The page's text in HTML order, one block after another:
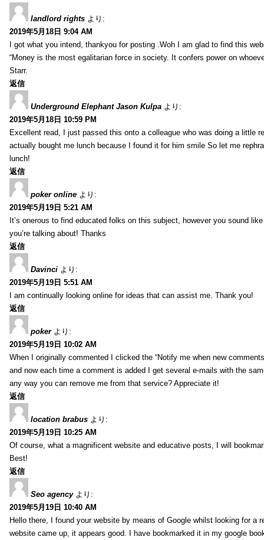
landlord rights より:
2019年5月18日 9:04 AM
I got what you intend, thankyou for posting .Woh I am glad to find this
“Money is the most egalitarian force in society. It confers power on
Starr.
返信
Underground Elephant Jason Kulpa より:
2019年5月18日 10:59 PM
Excellent read, I just passed this onto a colleague who was doing a little
actually bought me lunch because I found it for him smile So let me
lunch!
返信
poker online より:
2019年5月19日 5:21 AM
It’s onerous to find educated folks on this subject, however you sound
you’re talking about! Thanks
返信
Davinci より:
2019年5月19日 5:51 AM
I am continually looking online for ideas that can assist me. Thank you!
返信
poker より:
2019年5月19日 10:02 AM
When I originally commented I clicked the “Notify me when new
and now each time a comment is added I get several e-mails with the
any way you can remove me from that service? Appreciate it!
返信
location brabus より:
2019年5月19日 10:25 AM
Of course, what a magnificent website and educative posts, I will
Best!
返信
Seo agency より:
2019年5月19日 10:40 AM
Hello there, I found your website by means of Google whilst looking for a
website came up, it appears good. I have bookmarked it in my google